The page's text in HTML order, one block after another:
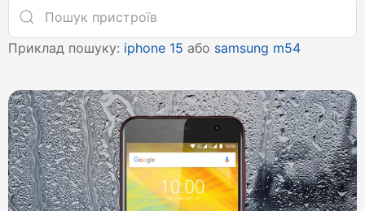
Приклад пошуку: iphone 15 або samsung m54